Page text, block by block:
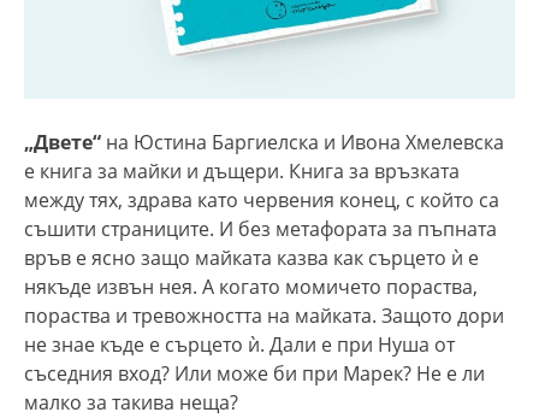
„Двете“ на Юстина Баргиелска и Ивона Хмелевска
е книга за майки и дъщери. Книга за връзката
между тях, здрава като червения конец, с който са
съшити страниците. И без метафората за пъпната
връв е ясно защо майката казва как сърцето ѝ е
някъде извън нея. А когато момичето пораства,
пораства и тревожността на майката. Защото дори
не знае къде е сърцето ѝ. Дали е при Нуша от
съседния вход? Или може би при Марек? Не е ли
малко за такива неща?